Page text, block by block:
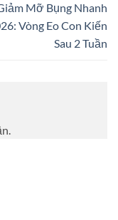
Mỡ Bụng Nhanh
Vòng Eo Con Kiến
Sau 2 Tuần